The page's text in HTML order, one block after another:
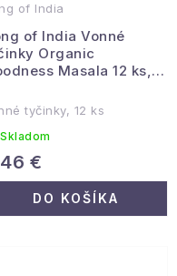
of India
of India Vonné
Organic
Masala 12 ks,
tyčinky, 12 ks
Skladom
€
DO KOŠÍKA